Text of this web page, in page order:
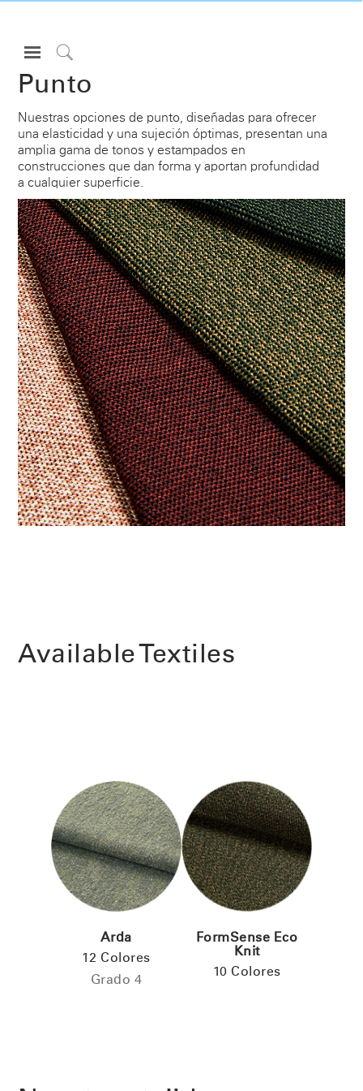
Open
Navigation
Menuto
Search
Inicie sesión o regístrese
PRODUCTOS
ERGONOMÍA
RECURSOS
ACERCA DE
CONTACTE CON NOSOTROS
Partners
Contactar con la asistencia
Buscar un showroom
Cambiar región
Opens
to
Facebook
Opens
to
Twitter
Opens
to
Linkedin
Opens
to
Instagram
Opens
to
Humanscale
Blog
Opens
to
Pinterest
Opens
to
YouTube
Punto
Nuestras opciones de punto, diseñadas para ofrecer
una elasticidad y una sujeción óptimas, presentan una
amplia gama de tonos y estampados en
construcciones que dan forma y aportan profundidad
a cualquier superficie.
Available Textiles
Arda
12 Colores
Grado 4
FormSense Eco
Knit
10 Colores